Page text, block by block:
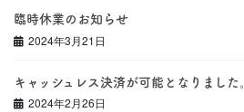
臨時休業のお知らせ
2024年3月21日
キャッシュレス決済が可能となりました。
2024年2月26日